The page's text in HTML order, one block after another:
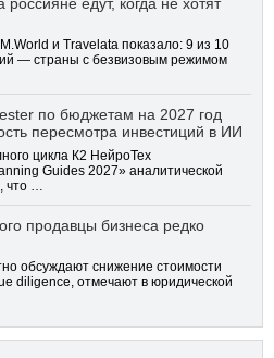
россияне едут, когда не хотят
и Travelata показало: 9 из 10
— страны с безвизовым режимом
по бюджетам на 2027 год
пересмотра инвестиций в ИИ
цикла К2 НейроТех
Guides 2027» аналитической
что …
продавцы бизнеса редко
обсуждают снижение стоимости
diligence, отмечают в юридической